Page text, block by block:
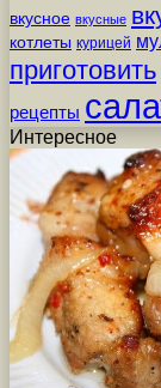
вкусное вкусные
котлеты курицей
приготовить
рецепты
Интересное